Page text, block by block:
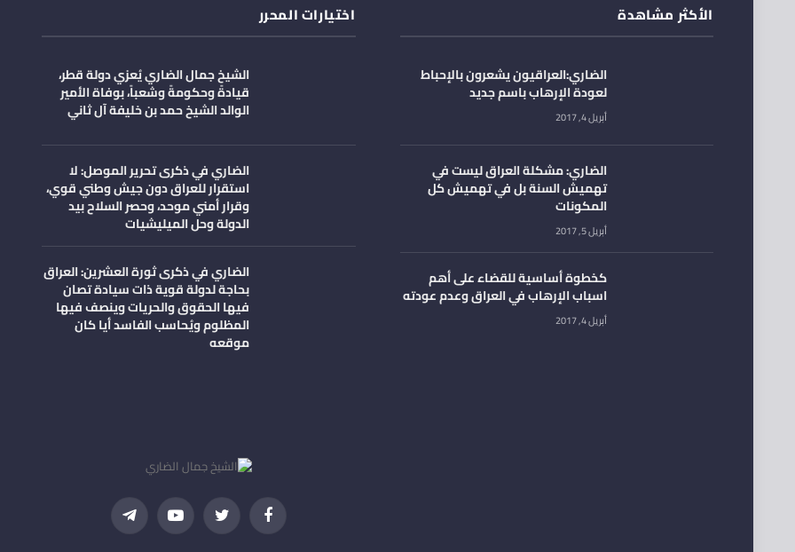
الأكثر مشاهدة
الضاري:العراقيون يشعرون بالإحباط
لعودة الإرهاب باسم جديد
أبريل 4, 2017
الضاري: مشكلة العراق ليست في
تهميش السنة بل في تهميش كل
المكونات
أبريل 5, 2017
كخطوة أساسية للقضاء على أهم
اسباب الإرهاب في العراق وعدم عودته
أبريل 4, 2017
اختيارات المحرر
الشيخ جمال الضاري يُعزي دولة قطر،
قيادةً وحكومةً وشعباً، بوفاة الأمير
الوالد الشيخ حمد بن خليفة آل ثاني
الضاري في ذكرى تحرير الموصل: لا
استقرار للعراق دون جيش وطني قوي،
وقرار أمني موحد، وحصر السلاح بيد
الدولة وحل الميليشيات
الضاري في ذكرى ثورة العشرين: العراق
بحاجة لدولة قوية ذات سيادة تصان
فيها الحقوق والحريات وينصف فيها
المظلوم ويُحاسب الفاسد أيا كان
موقعه
فيسبوك تويتر يوتيوب تيلقرام